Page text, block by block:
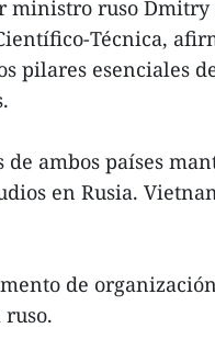
ruso
Técnica,
pilares esenciales
ambos países
en Rusia.
de